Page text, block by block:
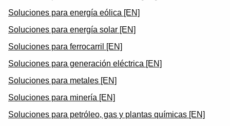
Soluciones para energía eólica [EN]
Soluciones para energía solar [EN]
Soluciones para ferrocarril [EN]
Soluciones para generación eléctrica [EN]
Soluciones para metales [EN]
Soluciones para minería [EN]
Soluciones para petróleo, gas y plantas químicas [EN]